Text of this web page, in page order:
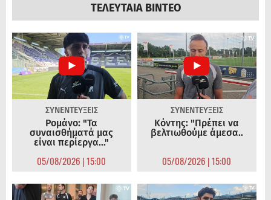
ΤΕΛΕΥΤΑΙΑ ΒΙΝΤΕΟ
ΣΥΝΕΝΤΕΥΞΕΙΣ
Ρομάνο: "Τα
συναισθήματά μας
είναι περίεργα..."
05/08/2026 | 15:00
ΣΥΝΕΝΤΕΥΞΕΙΣ
Κόντης: "Πρέπει να
βελτιωθούμε άμεσα..
05/08/2026 | 15:00